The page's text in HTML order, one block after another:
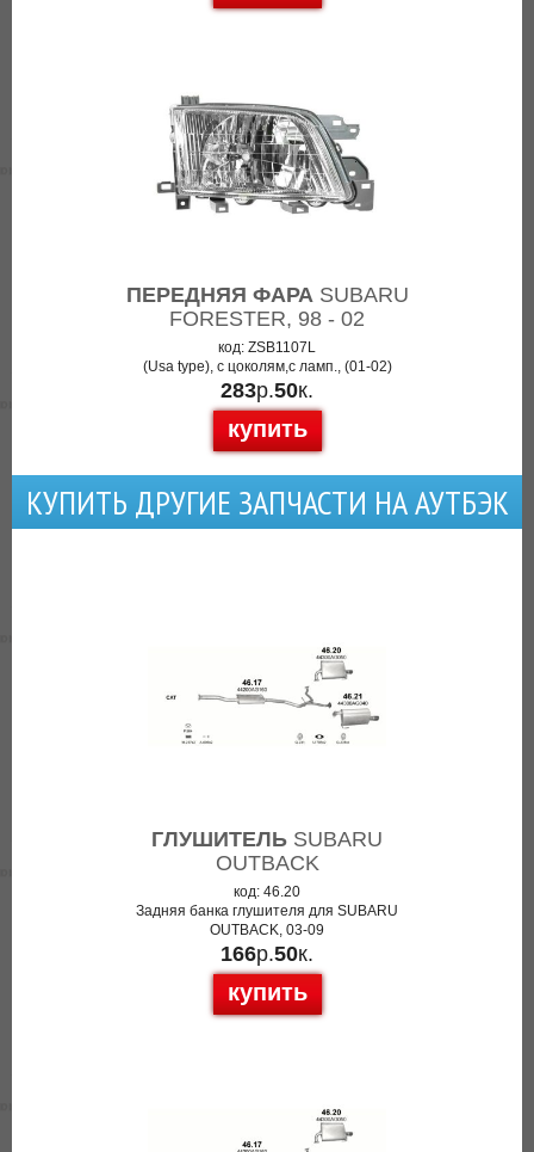
ПЕРЕДНЯЯ ФАРАSUBARU
FORESTER, 98 - 02
код: ZSB1107L
(Usa type), с цоколям,с ламп., (01-02)
283р.50к.
купить
КУПИТЬ ДРУГИЕ ЗАПЧАСТИ НА АУТБЭК
ГЛУШИТЕЛЬ SUBARU
OUTBACK
код: 46.20
Задняя банка глушителя для SUBARU
OUTBACK, 03-09
166р.50к.
купить